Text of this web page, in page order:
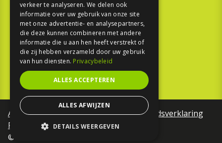
SPORT
REPORTAGE
TOUREN
NIEUWSBRIEF
Algemene voorwaardenToegankelijkheidsverklaring
Privacy Policy
©Motorfreaks 2026
verkeer te analyseren. We delen ook
informatie over uw gebruik van onze site
met onze advertentie- en analysepartners,
die deze kunnen combineren met andere
informatie die u aan hen heeft verstrekt of
die zij hebben verzameld door uw gebruik
van hun diensten. Privacybeleid
ALLES ACCEPTEREN
ALLES AFWIJZEN
DETAILS WEERGEVEN